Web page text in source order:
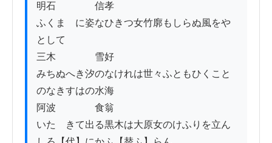
明石　　　　信孝
ふくまゝに姿なひきつ女竹廓もしらぬ風をや
として
三木　　　　雪好
みちぬへき汐のなけれは世々ふともひくこと
のなきすはの水海
阿波　　　　食翁
いたゝきて出る黒木は大原女のけふりを立ん